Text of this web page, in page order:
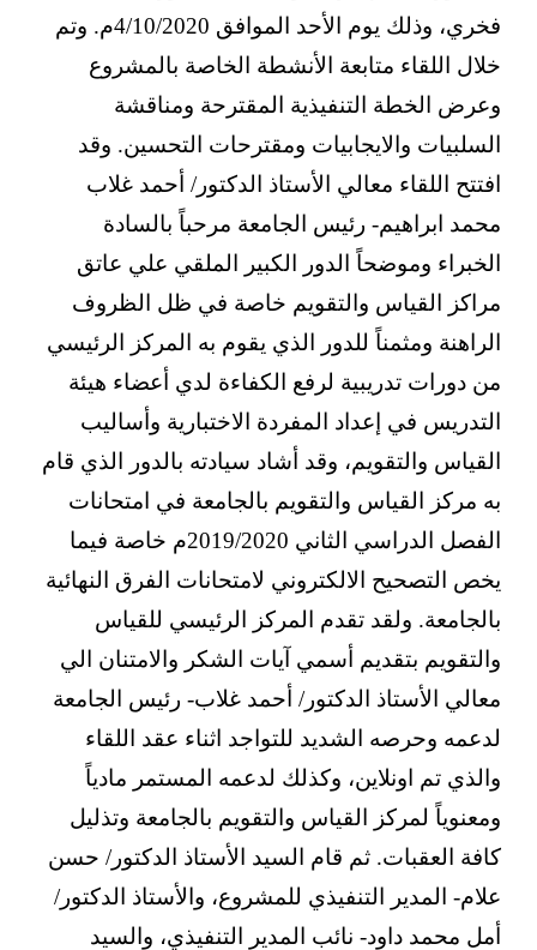
فخري، وذلك يوم الأحد الموافق 4/10/2020م. وتم
خلال اللقاء متابعة الأنشطة الخاصة بالمشروع
وعرض الخطة التنفيذية المقترحة ومناقشة
السلبيات والايجابيات ومقترحات التحسين. وقد
افتتح اللقاء معالي الأستاذ الدكتور/ أحمد غلاب
محمد ابراهيم- رئيس الجامعة مرحباً بالسادة
الخبراء وموضحاً الدور الكبير الملقي علي عاتق
مراكز القياس والتقويم خاصة في ظل الظروف
الراهنة ومثمناً للدور الذي يقوم به المركز الرئيسي
من دورات تدريبية لرفع الكفاءة لدي أعضاء هيئة
التدريس في إعداد المفردة الاختبارية وأساليب
القياس والتقويم، وقد أشاد سيادته بالدور الذي قام
به مركز القياس والتقويم بالجامعة في امتحانات
الفصل الدراسي الثاني 2019/2020م خاصة فيما
يخص التصحيح الالكتروني لامتحانات الفرق النهائية
بالجامعة. ولقد تقدم المركز الرئيسي للقياس
والتقويم بتقديم أسمي آيات الشكر والامتنان الي
معالي الأستاذ الدكتور/ أحمد غلاب- رئيس الجامعة
لدعمه وحرصه الشديد للتواجد اثناء عقد اللقاء
والذي تم اونلاين، وكذلك لدعمه المستمر مادياً
ومعنوياً لمركز القياس والتقويم بالجامعة وتذليل
كافة العقبات. ثم قام السيد الأستاذ الدكتور/ حسن
علام- المدير التنفيذي للمشروع، والأستاذ الدكتور/
أمل محمد داود- نائب المدير التنفيذي، والسيد